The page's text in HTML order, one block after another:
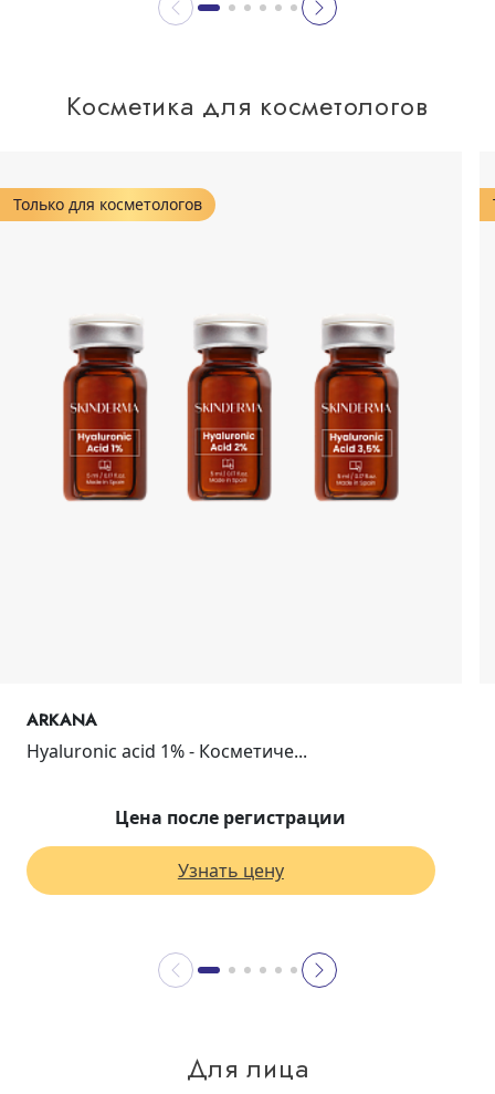
Косметика для косметологов
Только для косметологов
ARKANA
Hyaluronic acid 1% - Косметиче...
Цена после регистрации
Узнать цену
Для лица